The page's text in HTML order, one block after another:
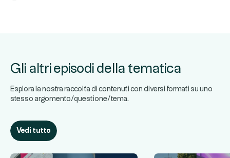
Gli altri episodi della tematica
Esplora la nostra raccolta di contenuti con diversi formati su uno
stesso argomento/questione/tema.
Vedi tutto